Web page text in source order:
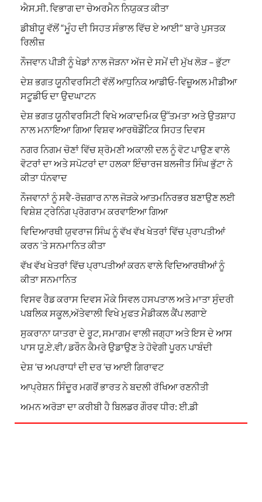
ਐਸ.ਸੀ. ਵਿਭਾਗ ਦਾ ਚੇਅਰਮੈਨ ਨਿਯੁਕਤ ਕੀਤਾ
ਡੀਬੀਯੂ ਵੱਲੋਂ “ਮੂੰਹ ਦੀ ਸਿਹਤ ਸੰਭਾਲ ਵਿੱਚ ਏ ਆਈ” ਬਾਰੇ ਪੁਸਤਕ
ਰਿਲੀਜ਼
ਨੌਜਵਾਨ ਪੀੜੀ ਨੂੰ ਖੇਡਾਂ ਨਾਲ ਜੋੜਨਾ ਅੱਜ ਦੇ ਸਮੇਂ ਦੀ ਮੁੱਖ ਲੋੜ – ਭੁੱਟਾ
ਦੇਸ਼ ਭਗਤ ਯੂਨੀਵਰਸਿਟੀ ਵੱਲੋਂ ਆਧੁਨਿਕ ਆਡੀਓ-ਵਿਜ਼ੂਅਲ ਮੀਡੀਆ
ਸਟੂਡੀਓ ਦਾ ਉਦਘਾਟਨ
ਦੇਸ਼ ਭਗਤ ਯੂਨੀਵਰਸਿਟੀ ਵਿਖੇ ਅਕਾਦਮਿਕ ਉੱਤਮਤਾ ਅਤੇ ਉਤਸ਼ਾਹ
ਨਾਲ ਮਨਾਇਆ ਗਿਆ ਵਿਸ਼ਵ ਆਰਥੋਡੌਂਟਿਕ ਸਿਹਤ ਦਿਵਸ
ਨਗਰ ਨਿਗਮ ਚੋਣਾਂ ਵਿੱਚ ਸ਼੍ਰੋਮਣੀ ਅਕਾਲੀ ਦਲ ਨੂੰ ਵੋਟ ਪਾਉਣ ਵਾਲੇ
ਵੋਟਰਾਂ ਦਾ ਅਤੇ ਸਪੋਟਰਾਂ ਦਾ ਹਲਕਾ ਇੰਚਾਰਜ ਬਲਜੀਤ ਸਿੰਘ ਭੁੱਟਾ ਨੇ
ਕੀਤਾ ਧੰਨਵਾਦ
ਨੌਜਵਾਨਾਂ ਨੂੰ ਸਵੈ-ਰੋਜ਼ਗਾਰ ਨਾਲ ਜੋੜਕੇ ਆਤਮਨਿਰਭਰ ਬਣਾਉਣ ਲਈ
ਵਿਸ਼ੇਸ਼ ਟ੍ਰੇਨਿੰਗ ਪ੍ਰੋਗਰਾਮ ਕਰਵਾਇਆ ਗਿਆ
ਵਿਦਿਆਰਥੀ ਯੁਵਰਾਜ ਸਿੰਘ ਨੂੰ ਵੱਖ ਵੱਖ ਖੇਤਰਾਂ ਵਿੱਚ ਪ੍ਰਾਪਤੀਆਂ
ਕਰਨ ‘ਤੇ ਸਨਮਾਨਿਤ ਕੀਤਾ
ਵੱਖ ਵੱਖ ਖੇਤਰਾਂ ਵਿੱਚ ਪ੍ਰਾਪਤੀਆਂ ਕਰਨ ਵਾਲੇ ਵਿਦਿਆਰਥੀਆਂ ਨੂੰ
ਕੀਤਾ ਸਨਮਾਨਿਤ
ਵਿਸਵ ਰੈਡ ਕਰਾਸ ਦਿਵਸ ਮੌਕੇ ਸਿਵਲ ਹਸਪਤਾਲ ਅਤੇ ਮਾਤਾ ਸੁੰਦਰੀ
ਪਬਲਿਕ ਸਕੂਲ,ਅੱਤੇਵਾਲੀ ਵਿਖੇ ਮੁਫਤ ਮੈਡੀਕਲ ਕੈਂਪ ਲਗਾਏ
ਸੁਕਰਾਨਾ ਯਾਤਰਾ ਦੇ ਰੂਟ, ਸਮਾਗਮ ਵਾਲੀ ਜਗ੍ਹਾ ਅਤੇ ਇਸ ਦੇ ਆਸ
ਪਾਸ ਯੂ.ਏ.ਵੀ/ ਡਰੌਨ ਕੈਮਰੇ ਉਡਾਉਣ ਤੇ ਹੋਵੇਗੀ ਪੂਰਨ ਪਾਬੰਦੀ
ਦੇਸ਼ ‘ਚ ਅਪਰਾਧਾਂ ਦੀ ਦਰ ‘ਚ ਆਈ ਗਿਰਾਵਟ
ਆਪ੍ਰੇਸ਼ਨ ਸਿੰਦੂਰ ਮਗਰੋਂ ਭਾਰਤ ਨੇ ਬਦਲੀ ਰੱਖਿਆ ਰਣਨੀਤੀ
ਅਮਨ ਅਰੋੜਾ ਦਾ ਕਰੀਬੀ ਹੈ ਬਿਲਡਰ ਗੌਰਵ ਧੀਰ: ਈ.ਡੀ